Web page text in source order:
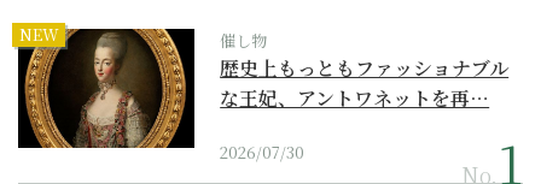
NEW 催し物
歴史上もっともファッショナブル
な王妃、アントワネットを再…
2026/07/30
No.